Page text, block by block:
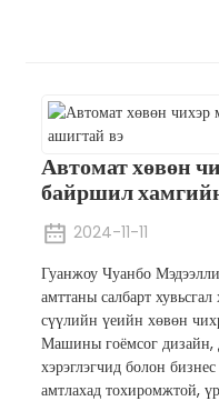
Автомат хөвөн
байршил
2024-11-11
Гуанжоу Чуанбо
амттаны салбарт
сүүлийн үеийн хөвөн
Машины гоёмсог дизайн,
хэрэглэгчид болон
амтлахад тохиромжтой,